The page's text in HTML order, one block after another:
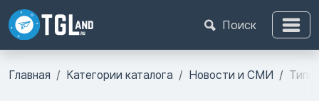
Поиск
Главная Категории каталога Новости и СМИ